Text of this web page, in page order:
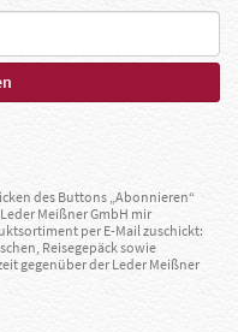
des Buttons „Abonnieren“
Meißner GmbH mir
per E-Mail zuschickt:
Reisegepäck sowie
gegenüber der Leder Meißner